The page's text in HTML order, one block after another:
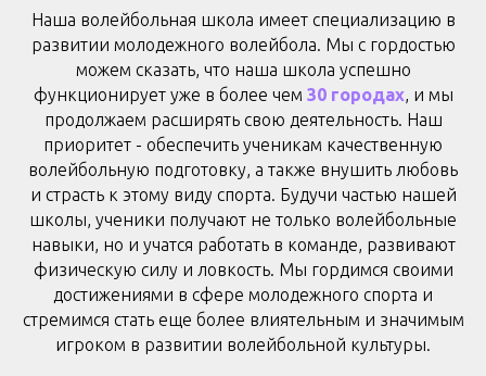
Наша волейбольная школа имеет специализацию в
развитии молодежного волейбола. Мы с гордостью
можем сказать, что наша школа успешно
функционирует уже в более чем 30 городах, и мы
продолжаем расширять свою деятельность. Наш
приоритет - обеспечить ученикам качественную
волейбольную подготовку, а также внушить любовь
и страсть к этому виду спорта. Будучи частью нашей
школы, ученики получают не только волейбольные
навыки, но и учатся работать в команде, развивают
физическую силу и ловкость. Мы гордимся своими
достижениями в сфере молодежного спорта и
стремимся стать еще более влиятельным и значимым
игроком в развитии волейбольной культуры.